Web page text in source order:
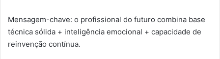
Mensagem-chave: o profissional do futuro combina base
técnica sólida + inteligência emocional + capacidade de
reinvenção contínua.